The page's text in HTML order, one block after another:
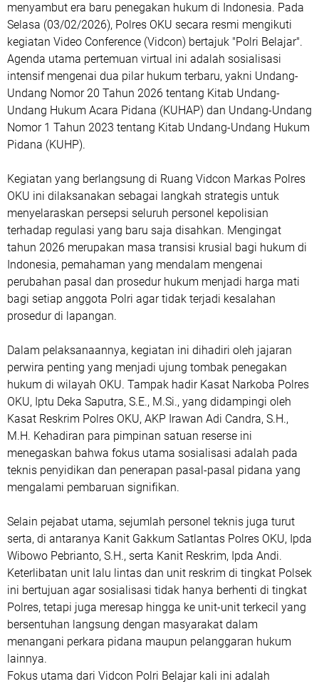
menyambut era baru penegakan hukum di Indonesia. Pada
Selasa (03/02/2026), Polres OKU secara resmi mengikuti
kegiatan Video Conference (Vidcon) bertajuk "Polri Belajar".
Agenda utama pertemuan virtual ini adalah sosialisasi
intensif mengenai dua pilar hukum terbaru, yakni Undang-
Undang Nomor 20 Tahun 2026 tentang Kitab Undang-
Undang Hukum Acara Pidana (KUHAP) dan Undang-Undang
Nomor 1 Tahun 2023 tentang Kitab Undang-Undang Hukum
Pidana (KUHP).
Kegiatan yang berlangsung di Ruang Vidcon Markas Polres
OKU ini dilaksanakan sebagai langkah strategis untuk
menyelaraskan persepsi seluruh personel kepolisian
terhadap regulasi yang baru saja disahkan. Mengingat
tahun 2026 merupakan masa transisi krusial bagi hukum di
Indonesia, pemahaman yang mendalam mengenai
perubahan pasal dan prosedur hukum menjadi harga mati
bagi setiap anggota Polri agar tidak terjadi kesalahan
prosedur di lapangan.
Dalam pelaksanaannya, kegiatan ini dihadiri oleh jajaran
perwira penting yang menjadi ujung tombak penegakan
hukum di wilayah OKU. Tampak hadir Kasat Narkoba Polres
OKU, Iptu Deka Saputra, S.E., M.Si., yang didampingi oleh
Kasat Reskrim Polres OKU, AKP Irawan Adi Candra, S.H.,
M.H. Kehadiran para pimpinan satuan reserse ini
menegaskan bahwa fokus utama sosialisasi adalah pada
teknis penyidikan dan penerapan pasal-pasal pidana yang
mengalami pembaruan signifikan.
Selain pejabat utama, sejumlah personel teknis juga turut
serta, di antaranya Kanit Gakkum Satlantas Polres OKU, Ipda
Wibowo Pebrianto, S.H., serta Kanit Reskrim, Ipda Andi.
Keterlibatan unit lalu lintas dan unit reskrim di tingkat Polsek
ini bertujuan agar sosialisasi tidak hanya berhenti di tingkat
Polres, tetapi juga meresap hingga ke unit-unit terkecil yang
bersentuhan langsung dengan masyarakat dalam
menangani perkara pidana maupun pelanggaran hukum
lainnya.
Fokus utama dari Vidcon Polri Belajar kali ini adalah